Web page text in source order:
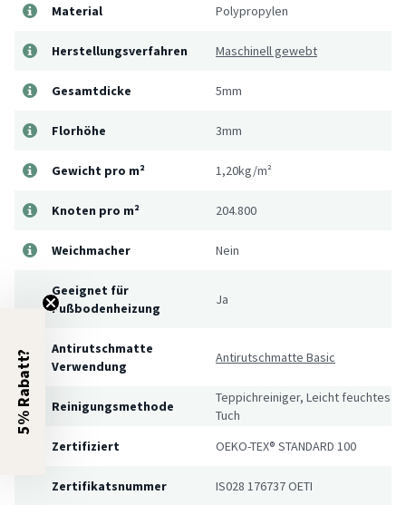
Material Polypropylen
Herstellungsverfahren Maschinell gewebt
Gesamtdicke 5mm
Florhöhe 3mm
Gewicht pro m² 1,20kg/m²
Knoten pro m² 204.800
Weichmacher Nein
Geeignet für
Fußbodenheizung
Ja
Antirutschmatte
Verwendung
Antirutschmatte Basic
Reinigungsmethode
Teppichreiniger, Leicht feuchtes
Tuch
Zertifiziert
OEKO-TEX® STANDARD 100
Zertifikatsnummer IS028 176737 OETI
5% Rabatt?